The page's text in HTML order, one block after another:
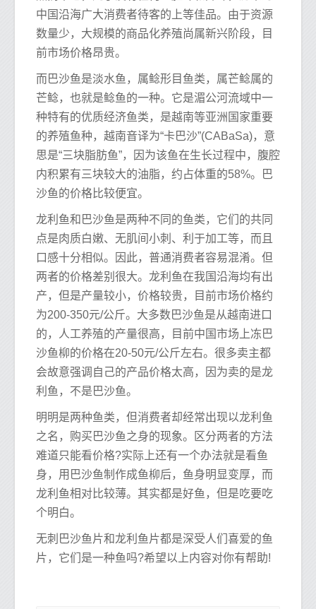
中国沿海广大消费者待客的上等佳品。由于资源
数量少，大规模的商品化养殖尚属新兴阶段，目
前市场价格昂贵。
而巴沙鱼是淡水鱼，属鲶形目鱼类，属芒鲶属的
芒鲶，也就是鲶鱼的一种。它是湄公河流域中一
种特有的优质经济鱼类，是越南等亚洲国家重要
的养殖鱼种，越南音译为“卡巴沙”(CABaSa)，意
思是“三块脂肪鱼”，因为该鱼在生长过程中，腹腔
内积累有三块较大的油脂，约占体重的58%。巴
沙鱼的价格比较便宜。
龙利鱼和巴沙鱼是两种不同的鱼类，它们的共同
点是肉质白嫩、无肌间小刺、利于加工等，而且
口感十分相似。因此，普通消费者容易混淆。但
两者的价格差别很大。龙利鱼在我国沿海均有出
产，但是产量较小，价格较贵，目前市场价格约
为200-350元/公斤。大多数巴沙鱼是从越南进口
的，人工养殖的产量很高，目前中国市场上冻巴
沙鱼柳的价格在20-50元/公斤左右。很多卖主都
会故意强调自己的产品价格太高，因为卖的是龙
利鱼，不是巴沙鱼。
明明是两种鱼类，但消费者却经常出现以龙利鱼
之名，购买巴沙鱼之身的现象。区分两者的方法
难道只能看价格?实际上还有一个办法就是看鱼
身，用巴沙鱼制作成鱼柳后，鱼身明显变厚，而
龙利鱼相对比较薄。其实都是好鱼，但是吃要吃
个明白。
无刺巴沙鱼片和龙利鱼片都是深受人们喜爱的鱼
片，它们是一种鱼吗?希望以上内容对你有帮助!